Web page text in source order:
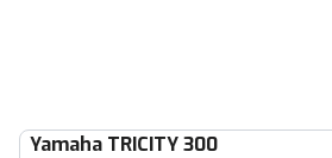
Yamaha TRICITY 300